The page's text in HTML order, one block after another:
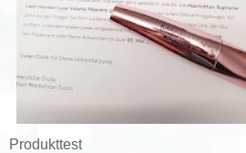
Produkttest